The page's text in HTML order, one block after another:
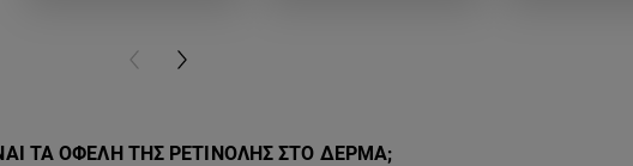
PREVIOUS CARD
NEXT CARD
ΤΑ ΟΦΕΛΗ ΤΗΣ ΡΕΤΙΝΟΛΗΣ ΣΤΟ ΔΕΡΜΑ;